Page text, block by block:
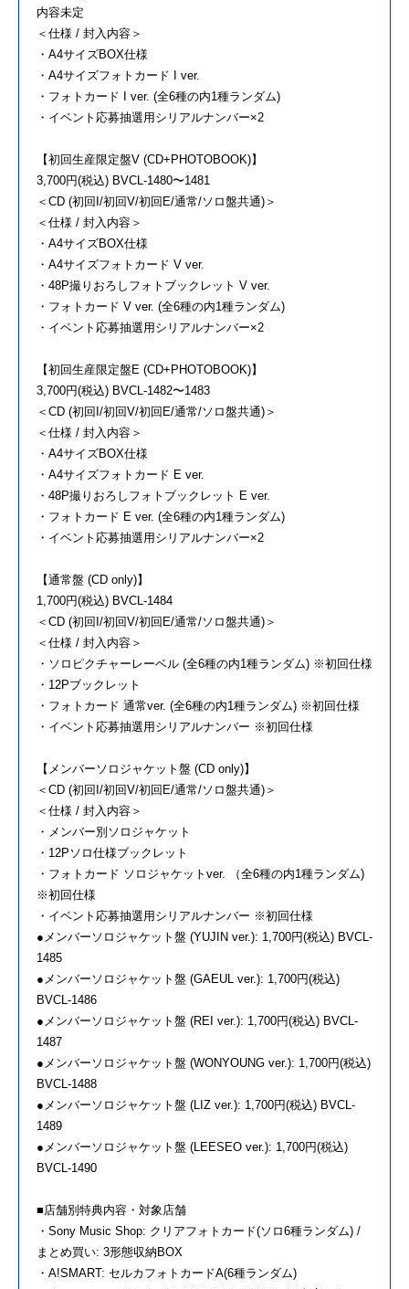
内容未定
＜仕様 / 封入内容＞
・A4サイズBOX仕様
・A4サイズフォトカード I ver.
・フォトカード I ver. (全6種の内1種ランダム)
・イベント応募抽選用シリアルナンバー×2
【初回生産限定盤V (CD+PHOTOBOOK)】
3,700円(税込) BVCL-1480〜1481
＜CD (初回I/初回V/初回E/通常/ソロ盤共通)＞
＜仕様 / 封入内容＞
・A4サイズBOX仕様
・A4サイズフォトカード V ver.
・48P撮りおろしフォトブックレット V ver.
・フォトカード V ver. (全6種の内1種ランダム)
・イベント応募抽選用シリアルナンバー×2
【初回生産限定盤E (CD+PHOTOBOOK)】
3,700円(税込) BVCL-1482〜1483
＜CD (初回I/初回V/初回E/通常/ソロ盤共通)＞
＜仕様 / 封入内容＞
・A4サイズBOX仕様
・A4サイズフォトカード E ver.
・48P撮りおろしフォトブックレット E ver.
・フォトカード E ver. (全6種の内1種ランダム)
・イベント応募抽選用シリアルナンバー×2
【通常盤 (CD only)】
1,700円(税込) BVCL-1484
＜CD (初回I/初回V/初回E/通常/ソロ盤共通)＞
＜仕様 / 封入内容＞
・ソロピクチャーレーベル (全6種の内1種ランダム) ※初回仕様
・12Pブックレット
・フォトカード 通常ver. (全6種の内1種ランダム) ※初回仕様
・イベント応募抽選用シリアルナンバー ※初回仕様
【メンバーソロジャケット盤 (CD only)】
＜CD (初回I/初回V/初回E/通常/ソロ盤共通)＞
＜仕様 / 封入内容＞
・メンバー別ソロジャケット
・12Pソロ仕様ブックレット
・フォトカード ソロジャケットver. （全6種の内1種ランダム)
※初回仕様
・イベント応募抽選用シリアルナンバー ※初回仕様
●メンバーソロジャケット盤 (YUJIN ver.): 1,700円(税込) BVCL-
1485
●メンバーソロジャケット盤 (GAEUL ver.): 1,700円(税込)
BVCL-1486
●メンバーソロジャケット盤 (REI ver.): 1,700円(税込) BVCL-
1487
●メンバーソロジャケット盤 (WONYOUNG ver.): 1,700円(税込)
BVCL-1488
●メンバーソロジャケット盤 (LIZ ver.): 1,700円(税込) BVCL-
1489
●メンバーソロジャケット盤 (LEESEO ver.): 1,700円(税込)
BVCL-1490
■店舗別特典内容・対象店舗
・Sony Music Shop: クリアフォトカード(ソロ6種ランダム) /
まとめ買い: 3形態収納BOX
・A!SMART: セルカフォトカードA(6種ランダム)